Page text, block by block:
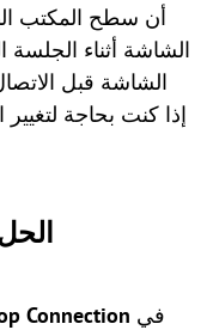
أن سطح المكتب
الشاشة أثناء الجلسة
الشاشة قبل
Connection